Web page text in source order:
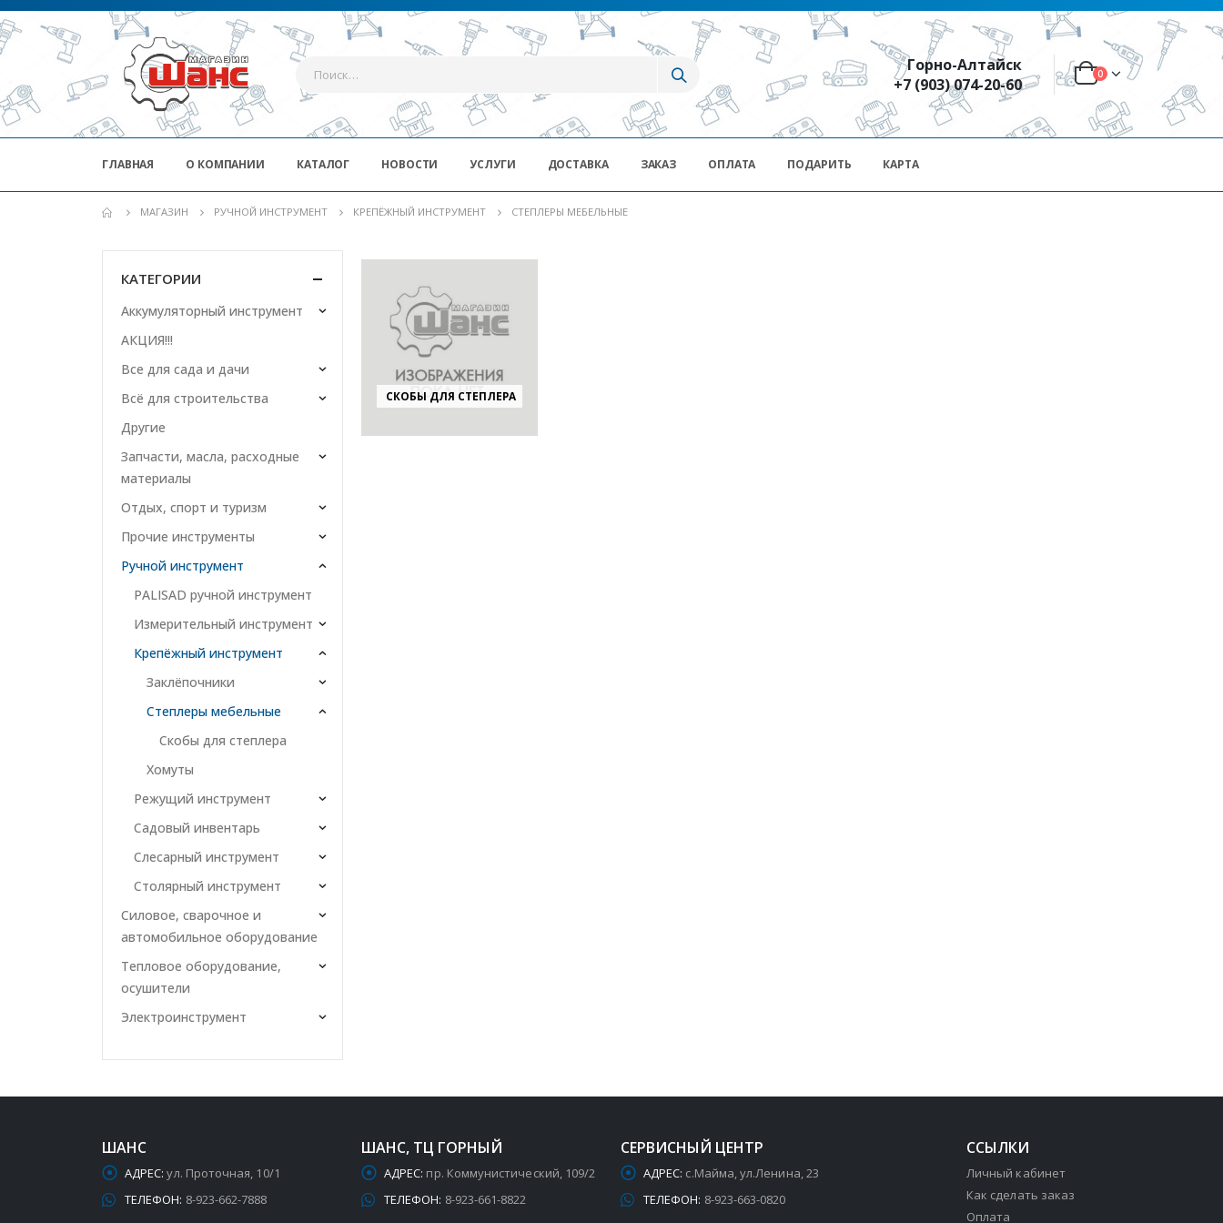
Горно-Алтайск
+7 (903) 074-20-60
0
ГЛАВНАЯ О КОМПАНИИ КАТАЛОГ НОВОСТИ УСЛУГИ ДОСТАВКА ЗАКАЗ ОПЛАТА ПОДАРИТЬ КАРТА
МАГАЗИН РУЧНОЙ ИНСТРУМЕНТ КРЕПЁЖНЫЙ ИНСТРУМЕНТ СТЕПЛЕРЫ МЕБЕЛЬНЫЕ
СКОБЫ ДЛЯ СТЕПЛЕРА
КАТЕГОРИИ
Аккумуляторный инструмент
АКЦИЯ!!!
Все для сада и дачи
Всё для строительства
Другие
Запчасти, масла, расходные
материалы
Отдых, спорт и туризм
Прочие инструменты
Ручной инструмент
PALISAD ручной инструмент
Измерительный инструмент
Крепёжный инструмент
Заклёпочники
Степлеры мебельные
Скобы для степлера
Хомуты
Режущий инструмент
Садовый инвентарь
Слесарный инструмент
Столярный инструмент
Силовое, сварочное и
автомобильное оборудование
Тепловое оборудование,
осушители
Электроинструмент
ШАНС
АДРЕС: ул. Проточная, 10/1
ТЕЛЕФОН: 8-923-662-7888
ШАНС, ТЦ ГОРНЫЙ
АДРЕС: пр. Коммунистический, 109/2
ТЕЛЕФОН: 8-923-661-8822
СЕРВИСНЫЙ ЦЕНТР
АДРЕС: с.Майма, ул.Ленина, 23
ТЕЛЕФОН: 8-923-663-0820
ССЫЛКИ
Личный кабинет
Как сделать заказ
Оплата